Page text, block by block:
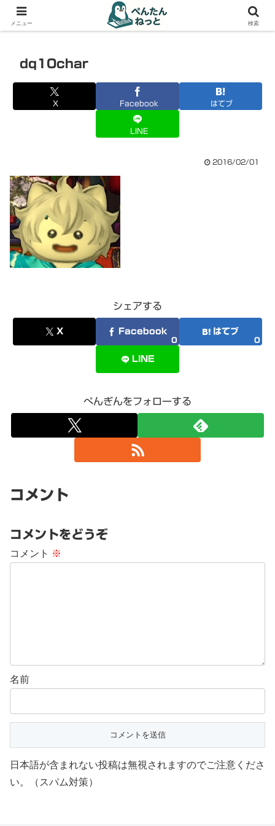
PCやガジェットの備忘録
dq10char
X Facebook はてブ
LINE
2016/02/01
シェアする
X Facebook
0
はてブ
0
LINE
ぺんぎんをフォローする
コメント
コメントをどうぞ
コメント ※
名前
日本語が含まれない投稿は無視されますのでご注意くださ
い。（スパム対策）
メニュー 検索